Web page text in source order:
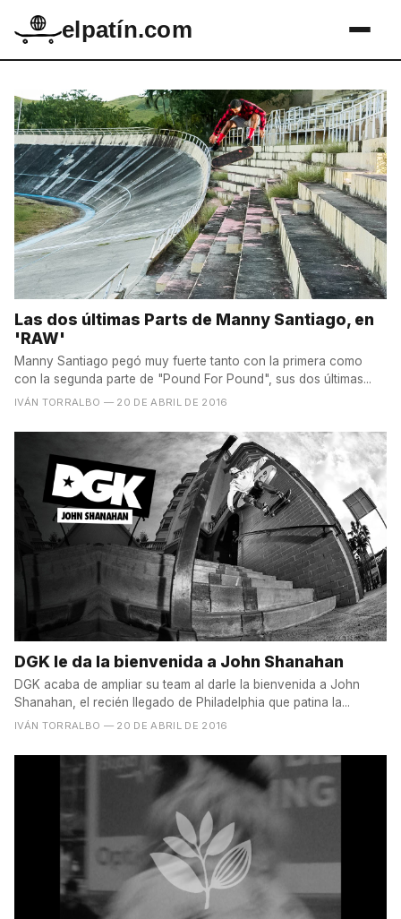
elpatín.com
Las dos últimas Parts de Manny Santiago, en
'RAW'
Manny Santiago pegó muy fuerte tanto con la primera como
con la segunda parte de "Pound For Pound", sus dos últimas...
IVÁN TORRALBO — 20 DE ABRIL DE 2016
DGK le da la bienvenida a John Shanahan
DGK acaba de ampliar su team al darle la bienvenida a John
Shanahan, el recién llegado de Philadelphia que patina la...
IVÁN TORRALBO — 20 DE ABRIL DE 2016